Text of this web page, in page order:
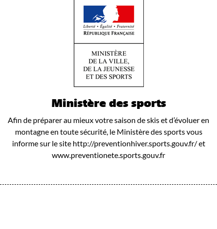
Ministère des sports
Afin de préparer au mieux votre saison de skis et d’évoluer en
montagne en toute sécurité, le Ministère des sports vous
informe sur le site http://preventionhiver.sports.gouv.fr/ et
www.preventionete.sports.gouv.fr